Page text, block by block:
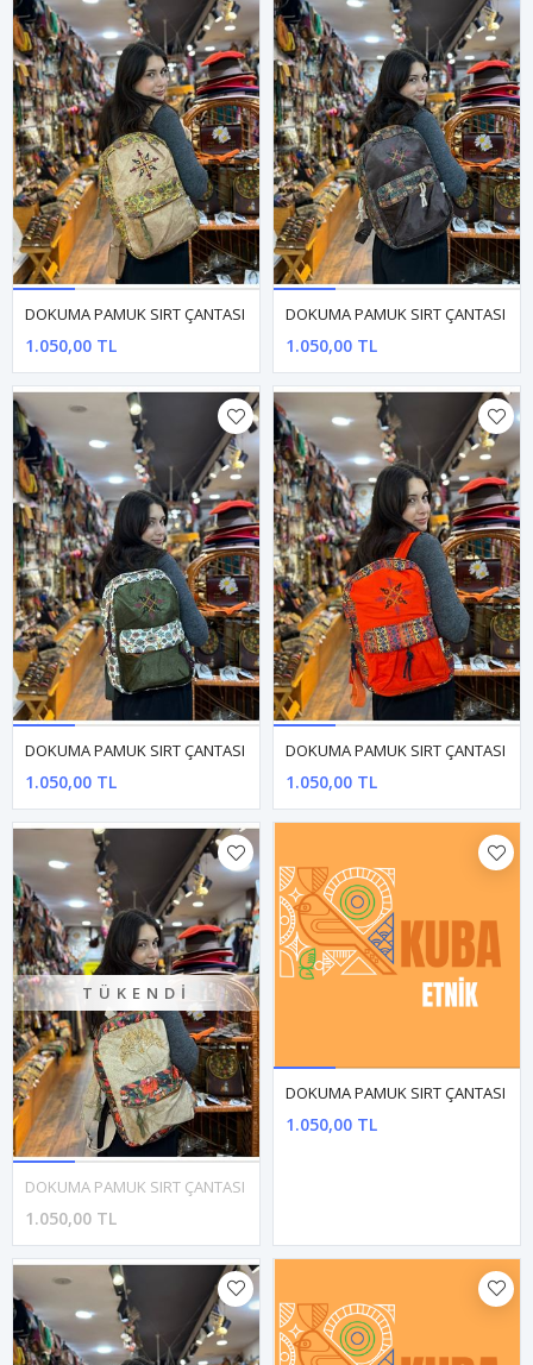
DOKUMA PAMUK SIRT ÇANTASI
1.050,00 TL
DOKUMA PAMUK SIRT ÇANTASI
1.050,00 TL
DOKUMA PAMUK SIRT ÇANTASI
1.050,00 TL
DOKUMA PAMUK SIRT ÇANTASI
1.050,00 TL
TÜKENDI
DOKUMA PAMUK SIRT ÇANTASI
1.050,00 TL